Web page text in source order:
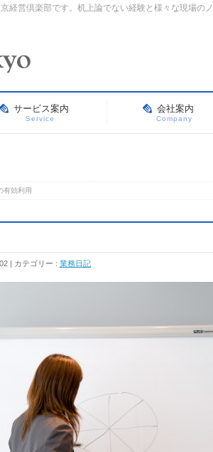
経営倶楽部です。机上論でない経験と様々な現場の
サービス案内
Service
会社案内
Company
有効利用
カテゴリー : 業務日記